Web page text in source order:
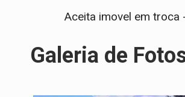
Aceita imovel em
Galeria de